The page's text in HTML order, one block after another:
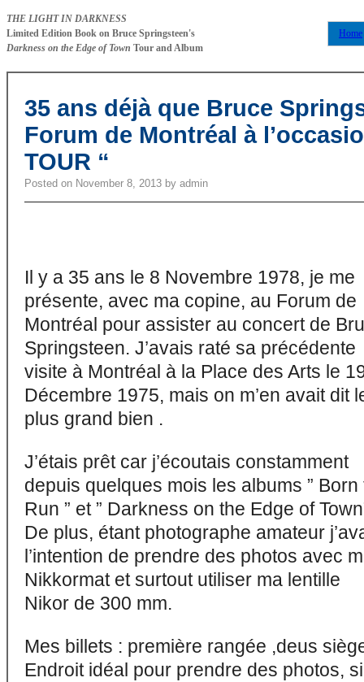
THE LIGHT IN DARKNESS
Limited Edition Book on Bruce Springsteen's
Darkness on the Edge of Town Tour and Album
Home
35 ans déjà que Bruce
Forum de Montréal à
TOUR “
Posted on November 8, 2013 by admin
Il y a 35 ans le 8 Novembre 1978, je me
présente, avec ma copine, au Forum de
Montréal pour assister au concert de
Springsteen. J’avais raté sa précédente
visite à Montréal à la Place des Arts le
Décembre 1975, mais on m’en avait dit
plus grand bien .
J’étais prêt car j’écoutais constamment
depuis quelques mois les albums ” Born
Run ” et ” Darkness on the Edge of
De plus, étant photographe amateur
l’intention de prendre des photos avec
Nikkormat et surtout utiliser ma lentille
Nikor de 300 mm.
Mes billets : première rangée ,deus
Endroit idéal pour prendre des photos,